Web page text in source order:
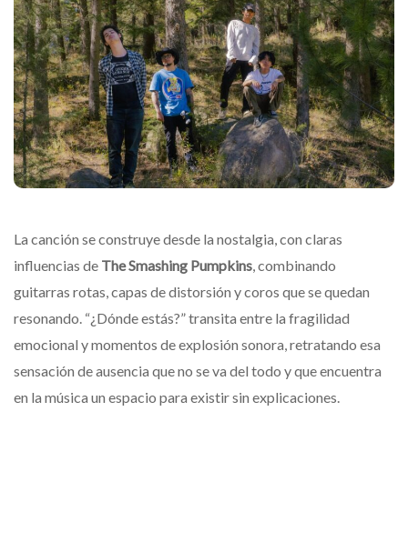
La canción se construye desde la nostalgia, con claras
influencias de The Smashing Pumpkins, combinando
guitarras rotas, capas de distorsión y coros que se quedan
resonando. “¿Dónde estás?” transita entre la fragilidad
emocional y momentos de explosión sonora, retratando esa
sensación de ausencia que no se va del todo y que encuentra
en la música un espacio para existir sin explicaciones.